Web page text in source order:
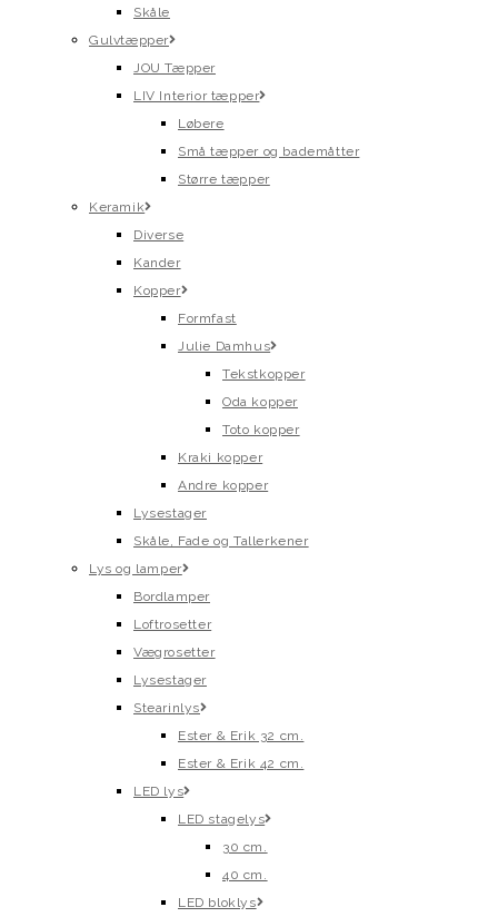
Skåle
Gulvtæpper
JOU Tæpper
LIV Interior tæpper
Løbere
Små tæpper og bademåtter
Større tæpper
Keramik
Diverse
Kander
Kopper
Formfast
Julie Damhus
Tekstkopper
Oda kopper
Toto kopper
Kraki kopper
Andre kopper
Lysestager
Skåle, Fade og Tallerkener
Lys og lamper
Bordlamper
Loftrosetter
Vægrosetter
Lysestager
Stearinlys
Ester & Erik 32 cm.
Ester & Erik 42 cm.
LED lys
LED stagelys
30 cm.
40 cm.
LED bloklys